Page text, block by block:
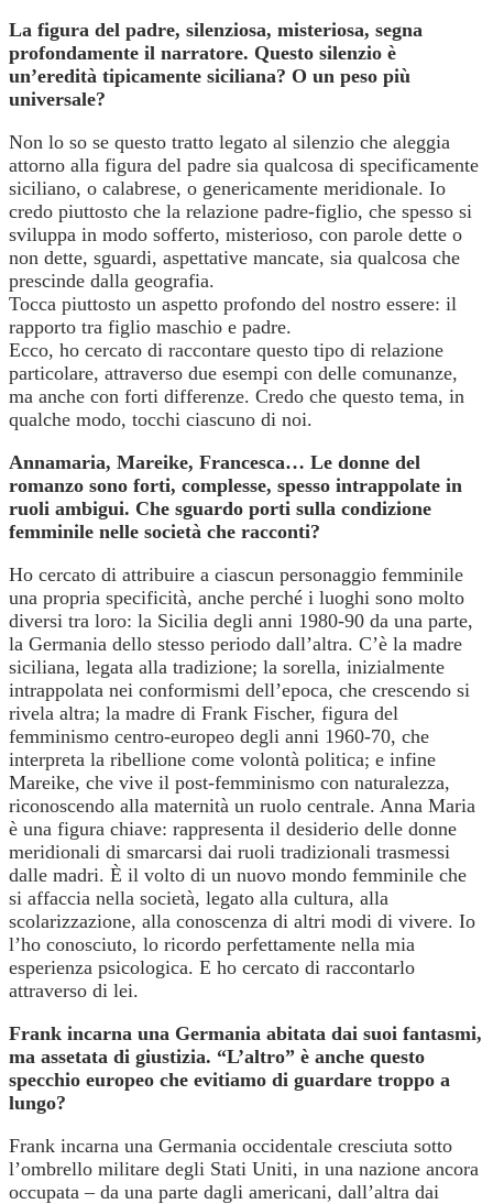
La figura del padre, silenziosa, misteriosa, segna
profondamente il narratore. Questo silenzio è
un’eredità tipicamente siciliana? O un peso più
universale?
Non lo so se questo tratto legato al silenzio che aleggia
attorno alla figura del padre sia qualcosa di specificamente
siciliano, o calabrese, o genericamente meridionale. Io
credo piuttosto che la relazione padre-figlio, che spesso si
sviluppa in modo sofferto, misterioso, con parole dette o
non dette, sguardi, aspettative mancate, sia qualcosa che
prescinde dalla geografia.
Tocca piuttosto un aspetto profondo del nostro essere: il
rapporto tra figlio maschio e padre.
Ecco, ho cercato di raccontare questo tipo di relazione
particolare, attraverso due esempi con delle comunanze,
ma anche con forti differenze. Credo che questo tema, in
qualche modo, tocchi ciascuno di noi.
Annamaria, Mareike, Francesca… Le donne del
romanzo sono forti, complesse, spesso intrappolate in
ruoli ambigui. Che sguardo porti sulla condizione
femminile nelle società che racconti?
Ho cercato di attribuire a ciascun personaggio femminile
una propria specificità, anche perché i luoghi sono molto
diversi tra loro: la Sicilia degli anni 1980-90 da una parte,
la Germania dello stesso periodo dall’altra. C’è la madre
siciliana, legata alla tradizione; la sorella, inizialmente
intrappolata nei conformismi dell’epoca, che crescendo si
rivela altra; la madre di Frank Fischer, figura del
femminismo centro-europeo degli anni 1960-70, che
interpreta la ribellione come volontà politica; e infine
Mareike, che vive il post-femminismo con naturalezza,
riconoscendo alla maternità un ruolo centrale. Anna Maria
è una figura chiave: rappresenta il desiderio delle donne
meridionali di smarcarsi dai ruoli tradizionali trasmessi
dalle madri. È il volto di un nuovo mondo femminile che
si affaccia nella società, legato alla cultura, alla
scolarizzazione, alla conoscenza di altri modi di vivere. Io
l’ho conosciuto, lo ricordo perfettamente nella mia
esperienza psicologica. E ho cercato di raccontarlo
attraverso di lei.
Frank incarna una Germania abitata dai suoi fantasmi,
ma assetata di giustizia. “L’altro” è anche questo
specchio europeo che evitiamo di guardare troppo a
lungo?
Frank incarna una Germania occidentale cresciuta sotto
l’ombrello militare degli Stati Uniti, in una nazione ancora
occupata – da una parte dagli americani, dall’altra dai